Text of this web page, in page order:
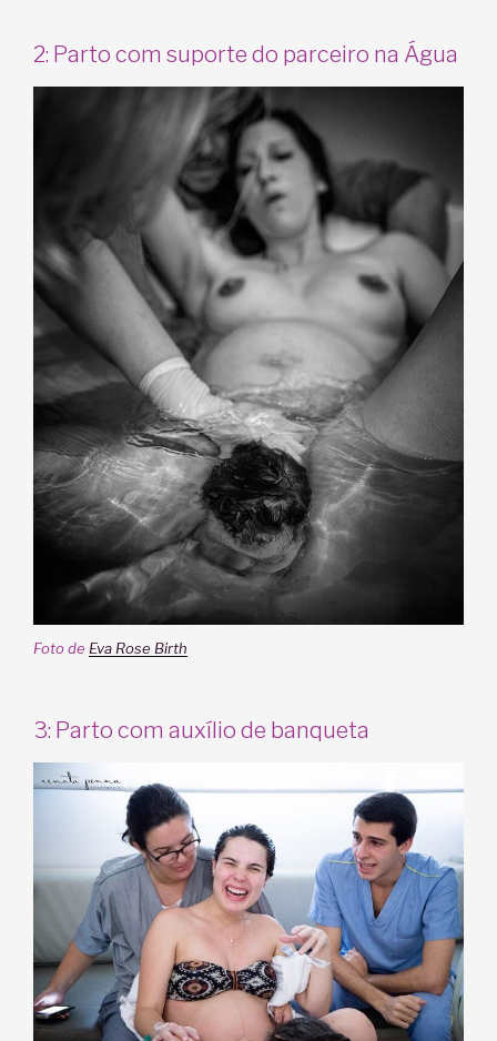
2: Parto com suporte do parceiro na Água
Foto de Eva Rose Birth
3: Parto com auxílio de banqueta